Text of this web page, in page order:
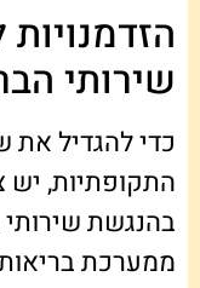
שירותי
כדי להגדיל את
התקופתיות, יש
בהנגשת
ממערכת